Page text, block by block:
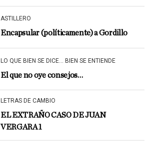
ASTILLERO
Encapsular (políticamente) a Gordillo
LO QUE BIEN SE DICE... BIEN SE ENTIENDE
El que no oye consejos…
LETRAS DE CAMBIO
EL EXTRAÑO CASO DE JUAN
VERGARA 1